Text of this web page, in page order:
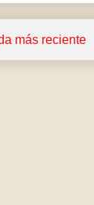
más reciente